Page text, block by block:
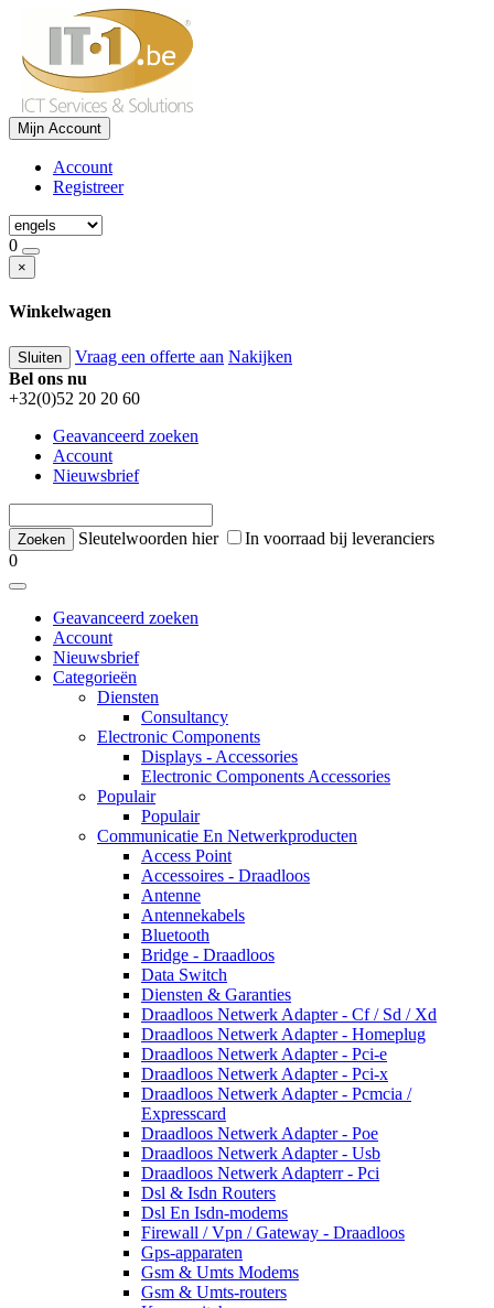
Mijn Account
Account
Registreer
0
×
Winkelwagen
Sluiten Vraag een offerte aan Nakijken
Bel ons nu
+32(0)52 20 20 60
Geavanceerd zoeken
Account
Nieuwsbrief
Sleutelwoorden hier
In voorraad bij leveranciers
0
Geavanceerd zoeken
Account
Nieuwsbrief
Categorieën
Diensten
Consultancy
Electronic Components
Displays - Accessories
Electronic Components Accessories
Populair
Populair
Communicatie En Netwerkproducten
Access Point
Accessoires - Draadloos
Antenne
Antennekabels
Bluetooth
Bridge - Draadloos
Data Switch
Diensten & Garanties
Draadloos Netwerk Adapter - Cf / Sd / Xd
Draadloos Netwerk Adapter - Homeplug
Draadloos Netwerk Adapter - Pci-e
Draadloos Netwerk Adapter - Pci-x
Draadloos Netwerk Adapter - Pcmcia /
Expresscard
Draadloos Netwerk Adapter - Poe
Draadloos Netwerk Adapter - Usb
Draadloos Netwerk Adapterr - Pci
Dsl & Isdn Routers
Dsl En Isdn-modems
Firewall / Vpn / Gateway - Draadloos
Gps-apparaten
Gsm & Umts Modems
Gsm & Umts-routers